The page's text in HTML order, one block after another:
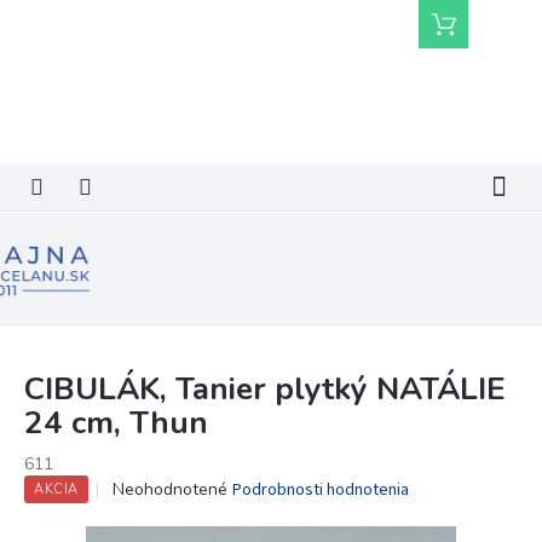
Nákupný
košík
CIBULÁK, Tanier plytký NATÁLIE
24 cm, Thun
611
AKCIA
Priemerné
produktu
Neohodnotené Podrobnosti hodnotenia